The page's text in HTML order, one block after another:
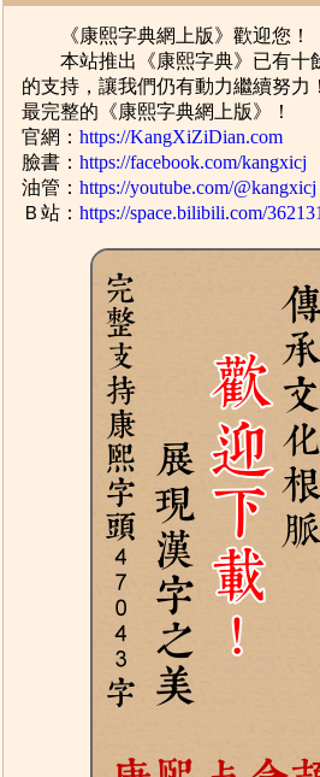
《康熙字典網上版》歡迎您！
本站推出《康熙字典》已有十
的支持，讓我們仍有動力繼續努力
最完整的《康熙字典網上版》！
官網：https://KangXiZiDian.com
臉書：https://facebook.com/kangxicj
油管：https://youtube.com/@kangxicj
Ｂ站：https://space.bilibili.com/